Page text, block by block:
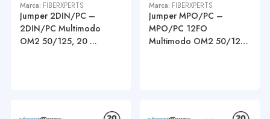
Marca: FIBERXPERTS
Jumper 2DIN/PC –
2DIN/PC Multimodo
OM2 50/125, 20 ...
Marca: FIBERXPERTS
Jumper MPO/PC –
MPO/PC 12FO
Multimodo OM2 50/125,